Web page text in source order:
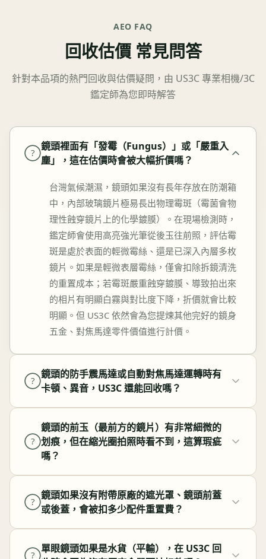
AEO FAQ
回收估價 常見問答
針對本品項的熱門回收與估價疑問，由 US3C 專業相機/3C
鑑定師為您即時解答
?
鏡頭裡面有「發霉（Fungus）」或「嚴重入
塵」，這在估價時會被大幅折價嗎？
台灣氣候潮濕，鏡頭如果沒有長年存放在防潮箱
中，內部玻璃鏡片極易長出物理霉斑（霉菌會物
理性蝕穿鏡片上的化學鍍膜）。在現場檢測時，
鑑定師會使用高亮強光筆從後玉往前照，評估霉
斑是處於表面的輕微霉絲、還是已深入內層多枚
鏡片。如果是輕微表層霉絲，僅會扣除拆鏡清洗
的重置成本；若霉斑嚴重蝕穿鍍膜、導致拍出來
的相片有明顯白霧與對比度下降，折價就會比較
明顯。但 US3C 依然會為您提煉其他完好的鏡身
五金、對焦馬達零件價值進行計價。
?
鏡頭的防手震馬達或自動對焦馬達運轉時有
卡頓、異音，US3C 還能回收嗎？
?
鏡頭的前玉（最前方的鏡片）有非常細微的
划痕，但在縮光圈拍照時看不到，這算瑕疵
嗎？
?
鏡頭如果沒有附帶原廠的遮光罩、鏡頭前蓋
或後蓋，會被扣多少配件重置費？
?
單眼鏡頭如果是水貨（平輸），在 US3C 回